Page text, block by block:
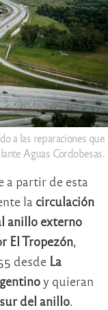
a las reparaciones que
Aguas Cordobesas.
a partir de esta
la circulación
anillo externo
El Tropezón,
desde La
y quieran
del anillo.